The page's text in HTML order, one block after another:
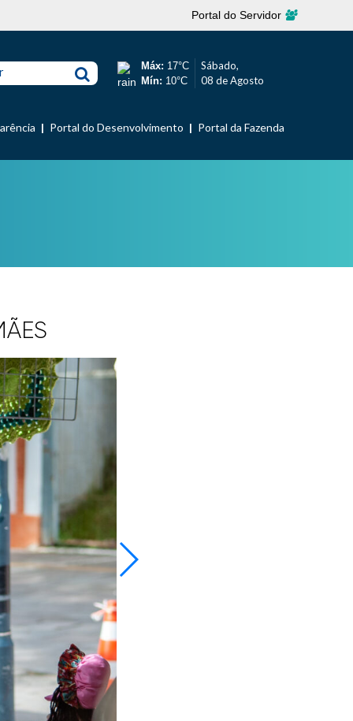
Portal do Servidor
Máx: 17°C
Mín: 10°C
Sábado,
08 de Agosto
Portal do Desenvolvimento Portal da Fazenda